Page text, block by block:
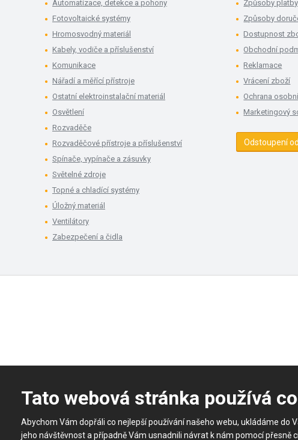
Tato webová stránka používá
Abychom Vám dopřáli co nejlepší používání našeho webu, ukládáme do
jeho návštěvnost a případně Vám usnadnili návrat k nám pomocí
Automatizace, detekce a pohony
Fotovoltaické systémy
Hromosvodný materiál
Kabely, vodiče a příslušenství
Komunikace
Nářadí a měřící přístroje
Ostatní elektroinstalační materiál
Osvětlení
Rozvaděče
Rozvaděčové přístroje a příslušenství
Spínače, vypínače a zásuvky
Světelné zdroje
Topné a chladící systémy
Úložný materiál
Ventilátory
Zabezpečení a čidla
Způsoby platby
Způsoby
Dostupnost
Obchodní
Reklamace
Vrácení zboží
Ochrana
Marketingový
Odstoupení